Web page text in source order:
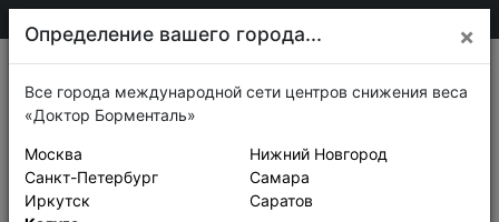
Рецепты
Определение вашего города... ×
Все города международной сети центров снижения веса
«Доктор Борменталь»
Москва
Санкт-Петербург
Иркутск
Нижний Новгород
Самара
Саратов